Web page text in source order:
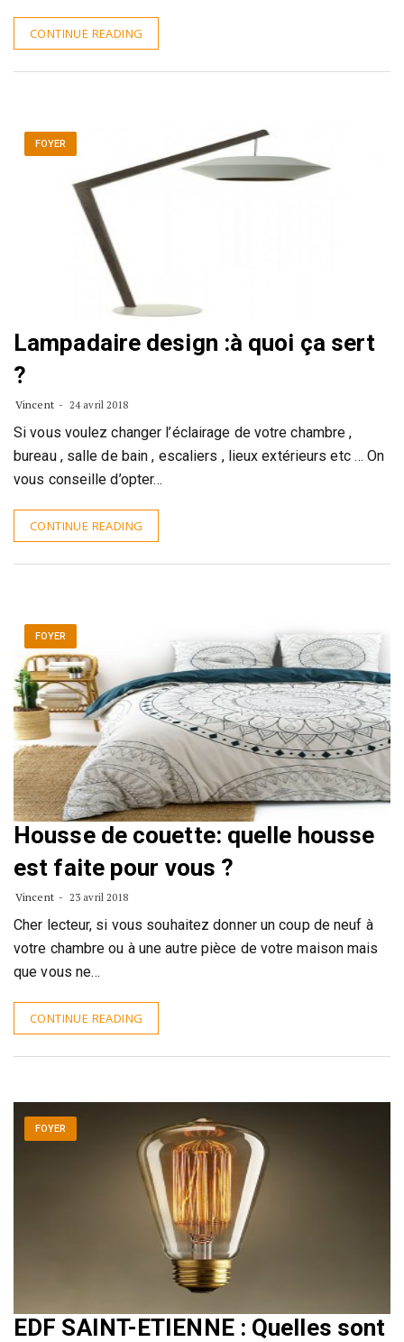
CONTINUE READING
FOYER
Lampadaire design :à quoi ça sert
?
Vincent 24 avril 2018
Si vous voulez changer l’éclairage de votre chambre ,
bureau , salle de bain , escaliers , lieux extérieurs etc … On
vous conseille d’opter…
CONTINUE READING
FOYER
Housse de couette: quelle housse
est faite pour vous ?
Vincent 23 avril 2018
Cher lecteur, si vous souhaitez donner un coup de neuf à
votre chambre ou à une autre pièce de votre maison mais
que vous ne…
CONTINUE READING
FOYER
EDF SAINT-ETIENNE : Quelles sont